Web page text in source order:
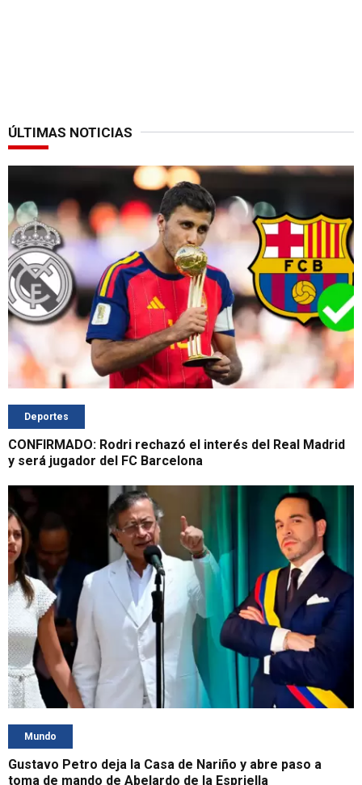
ÚLTIMAS NOTICIAS
Deportes
CONFIRMADO: Rodri rechazó el interés del Real Madrid
y será jugador del FC Barcelona
Mundo
Gustavo Petro deja la Casa de Nariño y abre paso a
toma de mando de Abelardo de la Espriella